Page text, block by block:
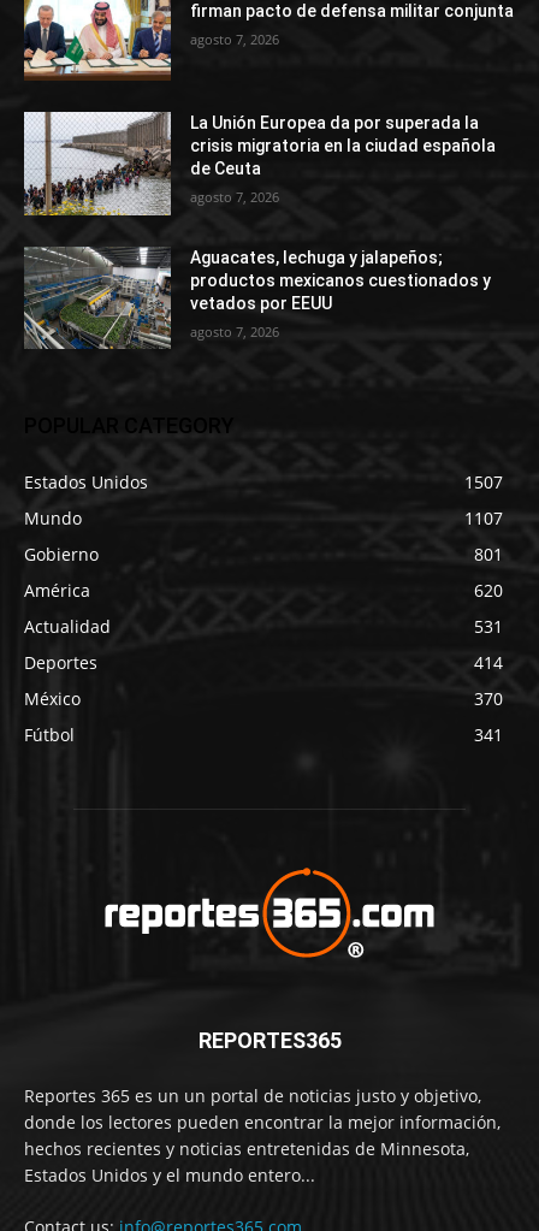
firman pacto de defensa militar conjunta
agosto 7, 2026
La Unión Europea da por superada la
crisis migratoria en la ciudad española
de Ceuta
agosto 7, 2026
Aguacates, lechuga y jalapeños;
productos mexicanos cuestionados y
vetados por EEUU
agosto 7, 2026
POPULAR CATEGORY
Estados Unidos
1507
Mundo
1107
Gobierno
801
América
620
Actualidad
531
Deportes
414
México
370
Fútbol
341
REPORTES365
Reportes 365 es un un portal de noticias justo y objetivo,
donde los lectores pueden encontrar la mejor información,
hechos recientes y noticias entretenidas de Minnesota,
Estados Unidos y el mundo entero...